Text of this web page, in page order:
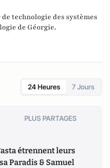
technologie des systèmes
de Géorgie.
24 Heures 7 Jours
PLUS PARTAGES
étrennent leurs
Paradis & Samuel